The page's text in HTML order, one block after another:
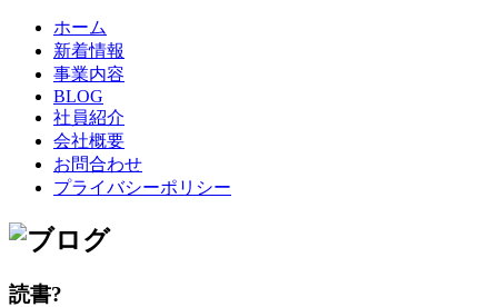
ホーム
新着情報
事業内容
BLOG
社員紹介
会社概要
お問合わせ
プライバシーポリシー
読書?